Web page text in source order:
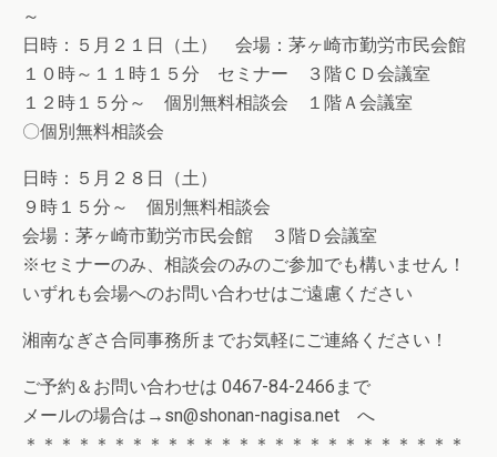
～
日時：５月２１日（土） 会場：茅ヶ崎市勤労市民会館
１０時～１１時１５分 セミナー ３階ＣＤ会議室
１２時１５分～ 個別無料相談会 １階Ａ会議室
〇個別無料相談会
日時：５月２８日（土）
９時１５分～ 個別無料相談会
会場：茅ヶ崎市勤労市民会館 ３階Ｄ会議室
※セミナーのみ、相談会のみのご参加でも構いません！
いずれも会場へのお問い合わせはご遠慮ください
湘南なぎさ合同事務所までお気軽にご連絡ください！
ご予約＆お問い合わせは 0467-84-2466まで
メールの場合は→sn@shonan-nagisa.net へ
＊＊＊＊＊＊＊＊＊＊＊＊＊＊＊＊＊＊＊＊＊＊＊＊＊